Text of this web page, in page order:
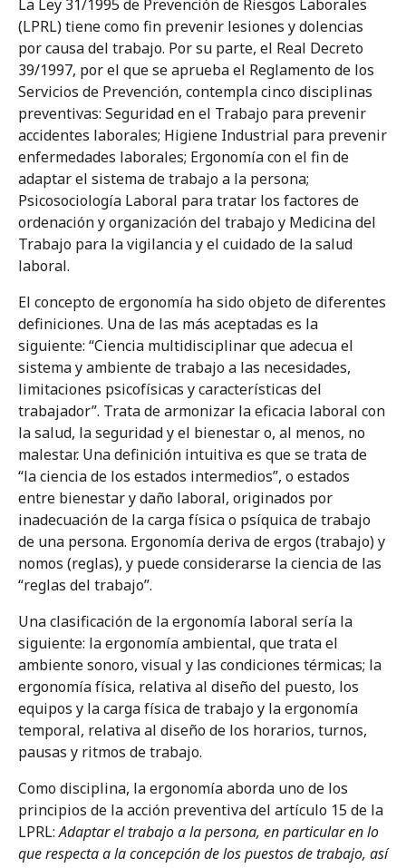
Tema 03
Los trastornos musculoesqueléticos
relacionados con la práctica quirúrgica y
las estructuras afectadas más comunes
Tema 04
Trastornos musculoesqueléticos en
cirujanos que realizan cirugía
mínimamente invasiva
Tema 05
Trastornos musculoesqueléticos en
otorrinolaringología
Tema 06
La ergonomía en anestesiología
Tema 07
Trastornos musculoesqueléticos en la
enfermería quirúrgica
Tema 08
Tratamiento rehabilitador de los TME en
la práctica quirúrgica. Opciones de
tratamiento
Tema 09
musculoesqueléticos en la práctica
quirúrgica. Higiene postural, gimnasia y
ejercicio físico
Tema 10
Mejora de las condiciones ergonómicas
de trabajo. Conclusiones
NUEVO
Tema 11
Los TME en la cirugía plástica
La Ley 31/1995 de Prevención de Riesgos Laborales
(LPRL) tiene como fin prevenir lesiones y dolencias
por causa del trabajo. Por su parte, el Real Decreto
39/1997, por el que se aprueba el Reglamento de los
Servicios de Prevención, contempla cinco disciplinas
preventivas: Seguridad en el Trabajo para prevenir
accidentes laborales; Higiene Industrial para prevenir
enfermedades laborales; Ergonomía con el fin de
adaptar el sistema de trabajo a la persona;
Psicosociología Laboral para tratar los factores de
ordenación y organización del trabajo y Medicina del
Trabajo para la vigilancia y el cuidado de la salud
laboral.
El concepto de ergonomía ha sido objeto de diferentes
definiciones. Una de las más aceptadas es la
siguiente: “Ciencia multidisciplinar que adecua el
sistema y ambiente de trabajo a las necesidades,
limitaciones psicofísicas y características del
trabajador”. Trata de armonizar la eficacia laboral con
la salud, la seguridad y el bienestar o, al menos, no
malestar. Una definición intuitiva es que se trata de
“la ciencia de los estados intermedios”, o estados
entre bienestar y daño laboral, originados por
inadecuación de la carga física o psíquica de trabajo
de una persona. Ergonomía deriva de ergos (trabajo) y
nomos (reglas), y puede considerarse la ciencia de las
“reglas del trabajo”.
Una clasificación de la ergonomía laboral sería la
siguiente: la ergonomía ambiental, que trata el
ambiente sonoro, visual y las condiciones térmicas; la
ergonomía física, relativa al diseño del puesto, los
equipos y la carga física de trabajo y la ergonomía
temporal, relativa al diseño de los horarios, turnos,
pausas y ritmos de trabajo.
Como disciplina, la ergonomía aborda uno de los
principios de la acción preventiva del artículo 15 de la
LPRL:Adaptar el trabajo a la persona, en particular en lo
que respecta a la concepción de los puestos de trabajo, así